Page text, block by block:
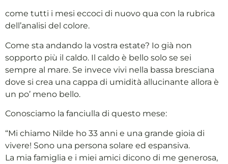
come tutti i mesi eccoci di nuovo qua con la rubrica
dell’analisi del colore.
Come sta andando la vostra estate? Io già non
sopporto più il caldo. Il caldo è bello solo se sei
sempre al mare. Se invece vivi nella bassa bresciana
dove si crea una cappa di umidità allucinante allora è
un po’ meno bello.
Conosciamo la fanciulla di questo mese:
“Mi chiamo Nilde ho 33 anni e una grande gioia di
vivere! Sono una persona solare ed espansiva.
La mia famiglia e i miei amici dicono di me generosa,